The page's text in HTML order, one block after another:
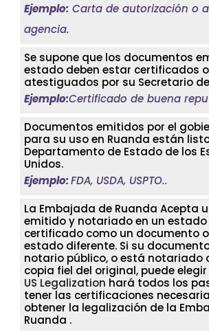
Ejemplo: Carta de autorización o
agencia.
Se supone que los documentos
estado deben estar certificados o
atestiguados por su Secretario
Ejemplo:Certificado de buena
Documentos emitidos por el
para su uso en Ruanda están
Departamento de Estado de los
Unidos.
Ejemplo:FDA, USDA, USPTO..
La Embajada de Ruanda Acepta
emitido y notariado en un estado
certificado como un documento
estado diferente. Si su
notario público, o está notariado
copia fiel del original, puede elegir
US Legalization hará todos los
tener las certificaciones
obtener la legalización de la
Ruanda .